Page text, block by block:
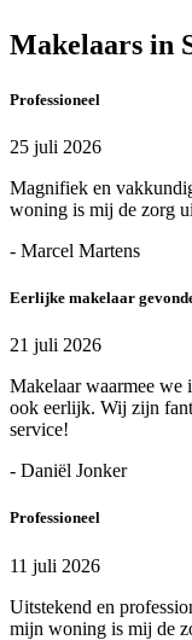
Makelaars in
Professioneel
25 juli 2026
Magnifiek en
woning is mij de zorg
- Marcel Martens
Eerlijke makelaar
21 juli 2026
Makelaar waarmee we
ook eerlijk. Wij zijn
service!
- Daniël Jonker
Professioneel
11 juli 2026
Uitstekend en
mijn woning is mij de